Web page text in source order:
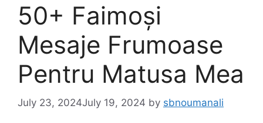
50+ Faimoși
Mesaje Frumoase
Pentru Matusa Mea
July 23, 2024July 19, 2024 by sbnoumanali